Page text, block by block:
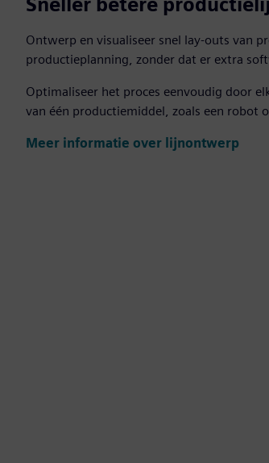
Ontwerp en visualiseer snel lay-outs van
productieplanning, zonder dat er extra
Optimaliseer het proces eenvoudig door
van één productiemiddel, zoals een robot
Meer informatie over lijnontwerp